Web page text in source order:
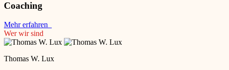
Coaching
Mehr erfahren
Wer wir sind
Thomas W. Lux